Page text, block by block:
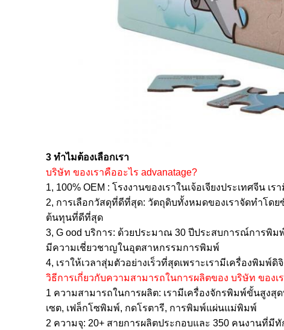
3 ทำไมต้องเลือกเรา
บริษัท ของเราคืออะไร advanatage?
1, 100% OEM : โรงงานของเราในเจ้อเจียงประเทศจีน เร
2, การเลือกวัสดุที่ดีที่สุด: วัตถุดิบทั้งหมดของเราจัดทำโด
ต้นทุนที่ดีที่สุด
3, G ood บริการ: ด้วยประมาณ 30 ปีประสบการณ์การพิม
มีความเชี่ยวชาญในอุตสาหกรรมการพิมพ์
4, เราให้เวลาสุ่มตัวอย่างเร็วที่สุดเพราะเรามีเครื่องพิมพ์
วิธีการเกี่ยวกับความสามารถในการผลิตของ บริษัท ของเ
1 ความสามารถในการผลิต: เรามีเครื่องจักรพิมพ์ขั้นสูงสุด
เซต, เฟล็กโซพิมพ์, กดโรตารี, การพิมพ์แผ่นแม่พิมพ์
2 ความจุ: 20+ สายการผลิตประกอบและ 350 คนงานที่มี